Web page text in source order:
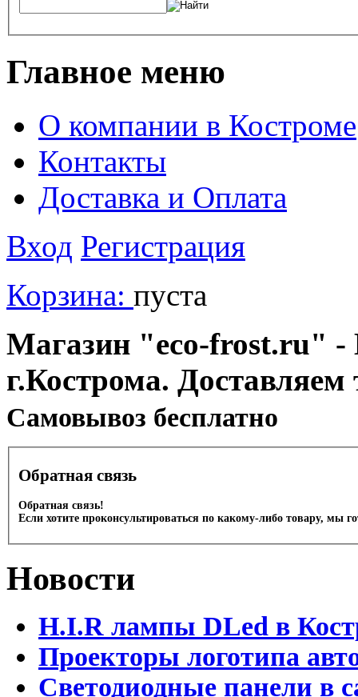
Главное меню
О компании в Костроме
Контакты
Доставка и Оплата
Вход Регистрация
Корзина: пуста
Магазин "eco-frost.ru" -
г.Кострома.
Cамовывоз бесплатно
Обратная связь
Обратная связь!
Если хотите проконсультироваться по какому-либо товару, мы
Новости
H.I.R лампы DLed в
Проекторы логотипа
Светодиодные панели в